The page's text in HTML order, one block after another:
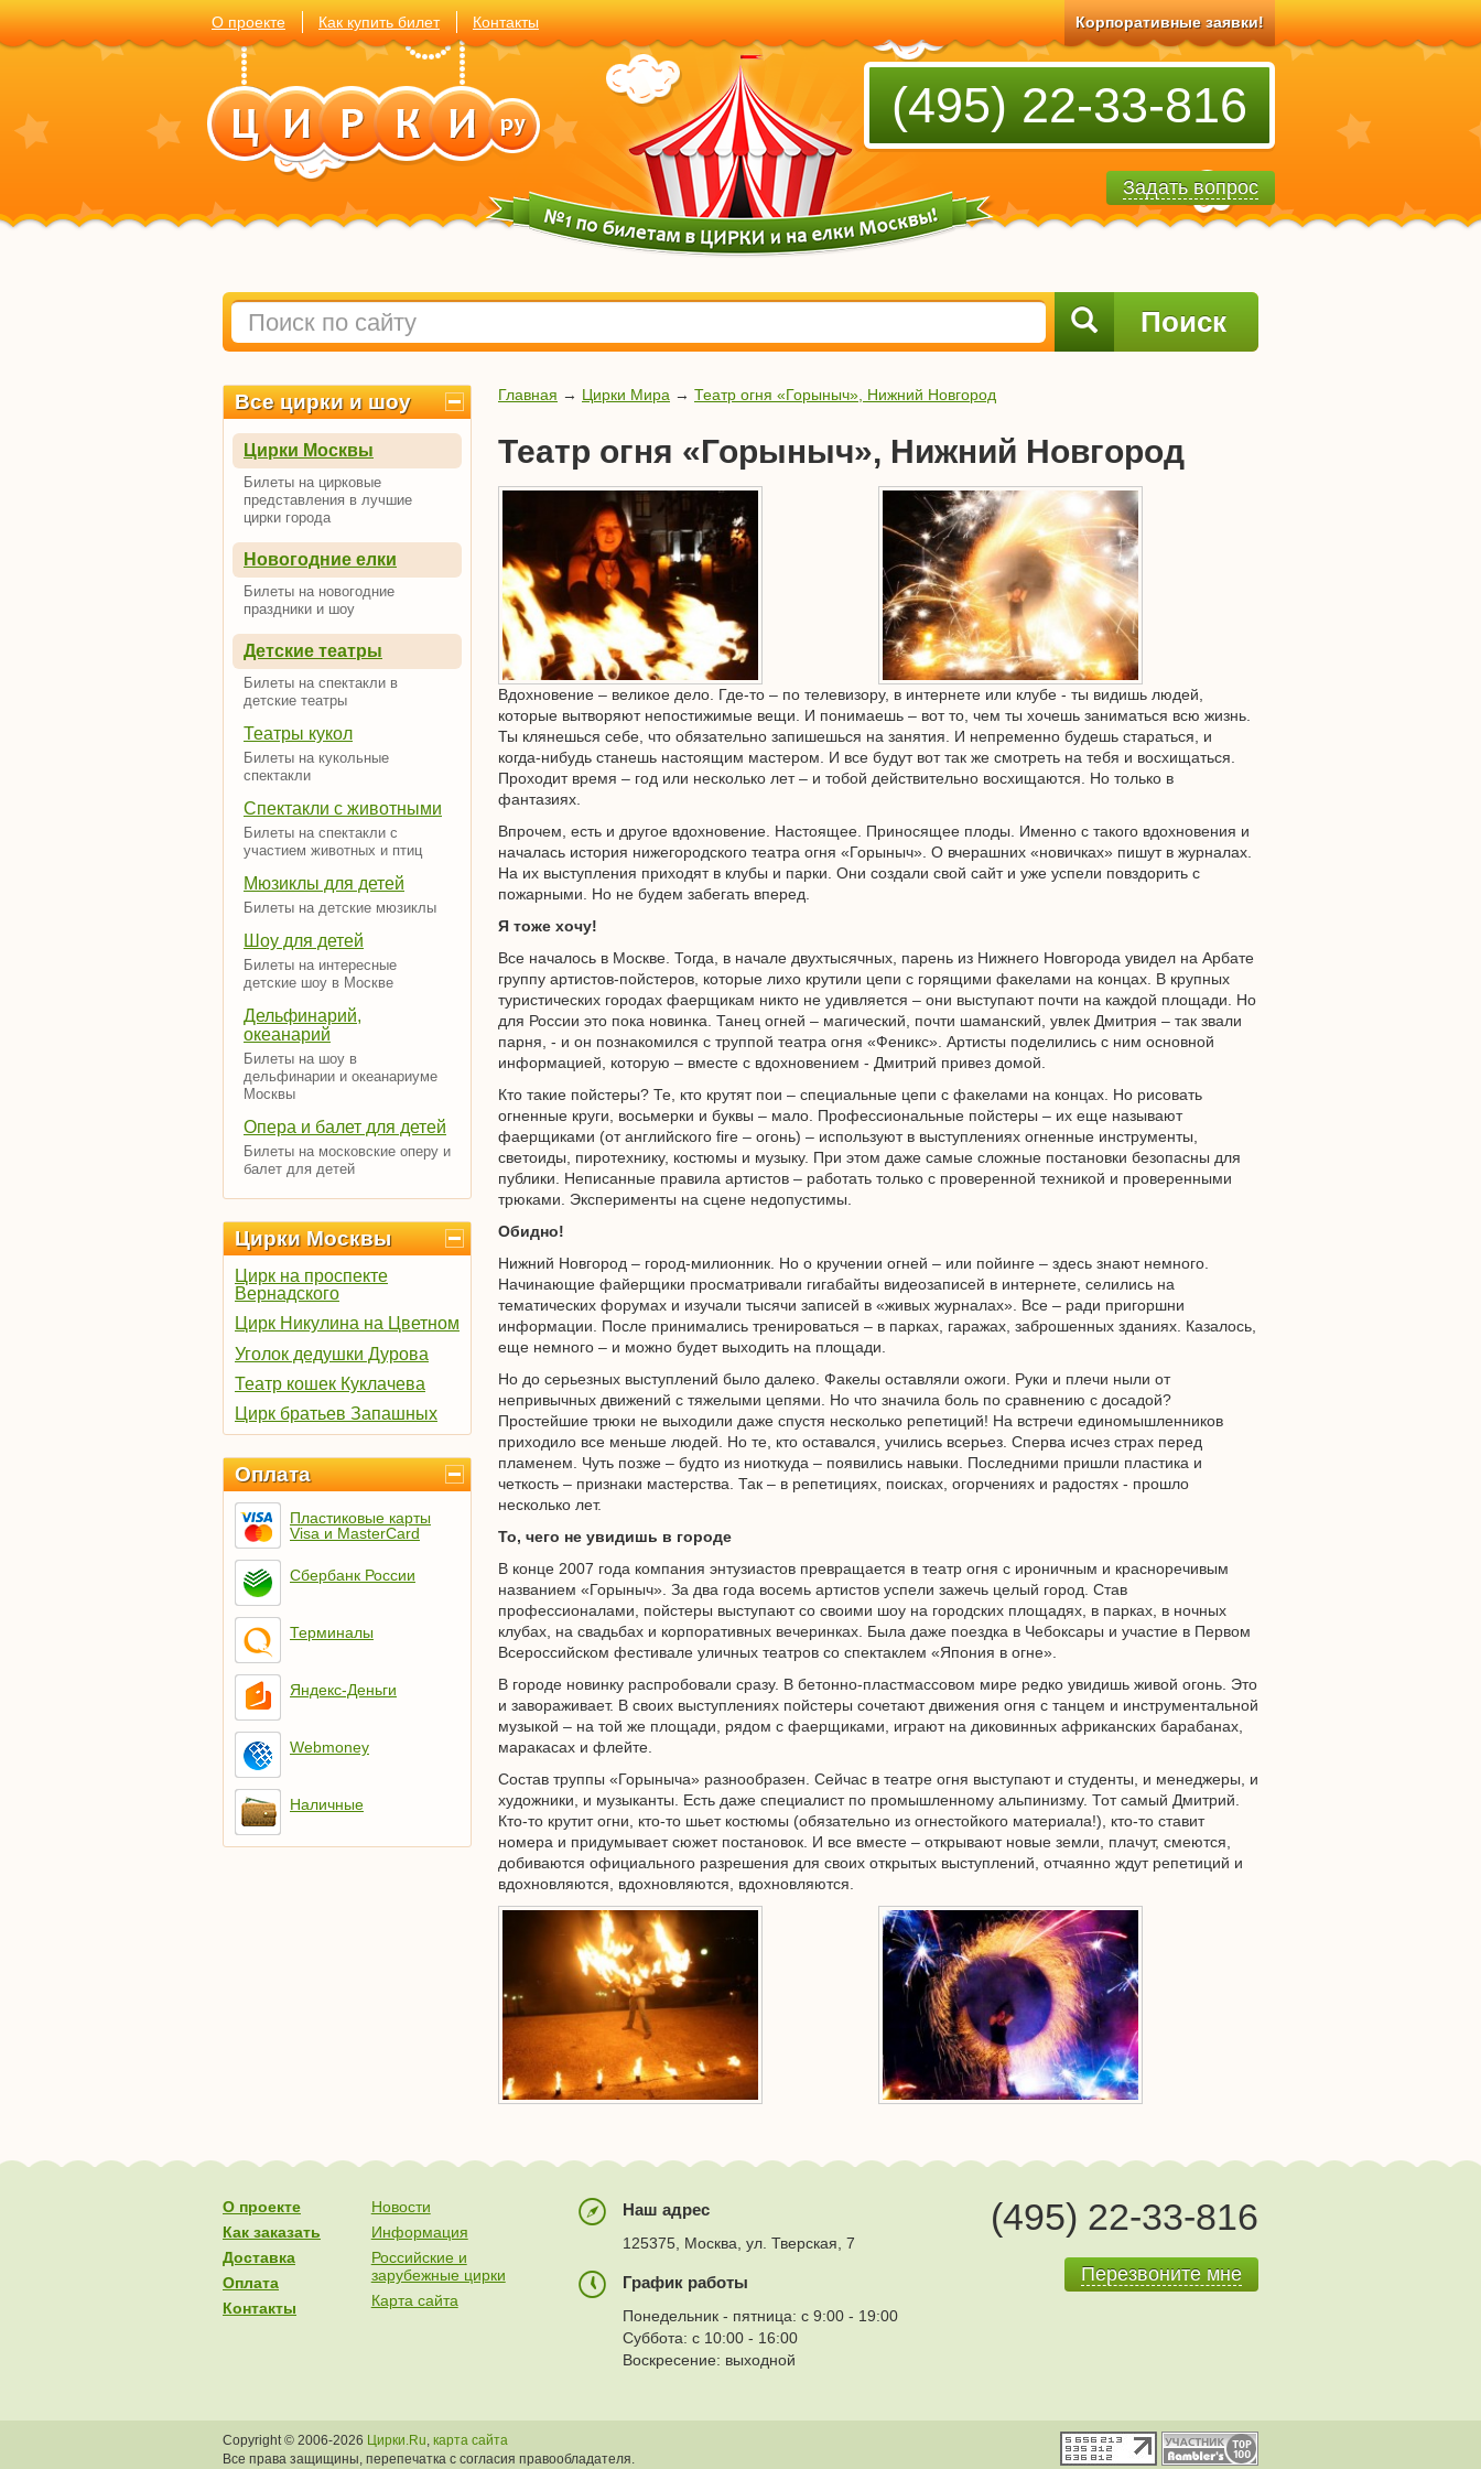
О проекте Как купить билет Контакты Корпоративные заявки!
(495) 22-33-816
Задать вопрос
Поиск
Все цирки и шоу
Цирки Москвы
Билеты на цирковые
представления в лучшие
цирки города
Новогодние елки
Билеты на новогодние
праздники и шоу
Детские театры
Билеты на спектакли в
детские театры
Театры кукол
Билеты на кукольные
спектакли
Спектакли с животными
Билеты на спектакли с
участием животных и птиц
Мюзиклы для детей
Билеты на детские мюзиклы
Шоу для детей
Билеты на интересные
детские шоу в Москве
Дельфинарий,
океанарий
Билеты на шоу в
дельфинарии и океанариуме
Москвы
Опера и балет для детей
Билеты на московские оперу и
балет для детей
Цирки Москвы
Цирк на проспекте
Вернадского
Цирк Никулина на Цветном
Уголок дедушки Дурова
Театр кошек Куклачева
Цирк братьев Запашных
Оплата
Пластиковые карты
Visa и MasterCard
Сбербанк России
Терминалы
Яндекс-Деньги
Webmoney
Наличные
Главная → Цирки Мира → Театр огня «Горыныч», Нижний Новгород
Театр огня «Горыныч», Нижний Новгород
Вдохновение – великое дело. Где-то – по телевизору, в интернете или клубе - ты видишь людей,
которые вытворяют непостижимые вещи. И понимаешь – вот то, чем ты хочешь заниматься всю жизнь.
Ты клянешься себе, что обязательно запишешься на занятия. И непременно будешь стараться, и
когда-нибудь станешь настоящим мастером. И все будут вот так же смотреть на тебя и восхищаться.
Проходит время – год или несколько лет – и тобой действительно восхищаются. Но только в
фантазиях.
Впрочем, есть и другое вдохновение. Настоящее. Приносящее плоды. Именно с такого вдохновения и
началась история нижегородского театра огня «Горыныч». О вчерашних «новичках» пишут в журналах.
На их выступления приходят в клубы и парки. Они создали свой сайт и уже успели повздорить с
пожарными. Но не будем забегать вперед.
Я тоже хочу!
Все началось в Москве. Тогда, в начале двухтысячных, парень из Нижнего Новгорода увидел на Арбате
группу артистов-пойстеров, которые лихо крутили цепи с горящими факелами на концах. В крупных
туристических городах фаерщикам никто не удивляется – они выступают почти на каждой площади. Но
для России это пока новинка. Танец огней – магический, почти шаманский, увлек Дмитрия – так звали
парня, - и он познакомился с труппой театра огня «Феникс». Артисты поделились с ним основной
информацией, которую – вместе с вдохновением - Дмитрий привез домой.
Кто такие пойстеры? Те, кто крутят пои – специальные цепи с факелами на концах. Но рисовать
огненные круги, восьмерки и буквы – мало. Профессиональные пойстеры – их еще называют
фаерщиками (от английского fire – огонь) – используют в выступлениях огненные инструменты,
светоиды, пиротехнику, костюмы и музыку. При этом даже самые сложные постановки безопасны для
публики. Неписанные правила артистов – работать только с проверенной техникой и проверенными
трюками. Эксперименты на сцене недопустимы.
Обидно!
Нижний Новгород – город-милионник. Но о кручении огней – или пойинге – здесь знают немного.
Начинающие файерщики просматривали гигабайты видеозаписей в интернете, селились на
тематических форумах и изучали тысячи записей в «живых журналах». Все – ради пригоршни
информации. После принимались тренироваться – в парках, гаражах, заброшенных зданиях. Казалось,
еще немного – и можно будет выходить на площади.
Но до серьезных выступлений было далеко. Факелы оставляли ожоги. Руки и плечи ныли от
непривычных движений с тяжелыми цепями. Но что значила боль по сравнению с досадой?
Простейшие трюки не выходили даже спустя несколько репетиций! На встречи единомышленников
приходило все меньше людей. Но те, кто оставался, учились всерьез. Сперва исчез страх перед
пламенем. Чуть позже – будто из ниоткуда – появились навыки. Последними пришли пластика и
четкость – признаки мастерства. Так – в репетициях, поисках, огорчениях и радостях - прошло
несколько лет.
То, чего не увидишь в городе
В конце 2007 года компания энтузиастов превращается в театр огня с ироничным и красноречивым
названием «Горыныч». За два года восемь артистов успели зажечь целый город. Став
профессионалами, пойстеры выступают со своими шоу на городских площадях, в парках, в ночных
клубах, на свадьбах и корпоративных вечеринках. Была даже поездка в Чебоксары и участие в Первом
Всероссийском фестивале уличных театров со спектаклем «Япония в огне».
В городе новинку распробовали сразу. В бетонно-пластмассовом мире редко увидишь живой огонь. Это
и завораживает. В своих выступлениях пойстеры сочетают движения огня с танцем и инструментальной
музыкой – на той же площади, рядом с фаерщиками, играют на диковинных африканских барабанах,
маракасах и флейте.
Состав труппы «Горыныча» разнообразен. Сейчас в театре огня выступают и студенты, и менеджеры, и
художники, и музыканты. Есть даже специалист по промышленному альпинизму. Тот самый Дмитрий.
Кто-то крутит огни, кто-то шьет костюмы (обязательно из огнестойкого материала!), кто-то ставит
номера и придумывает сюжет постановок. И все вместе – открывают новые земли, плачут, смеются,
добиваются официального разрешения для своих открытых выступлений, отчаянно ждут репетиций и
вдохновляются, вдохновляются, вдохновляются.
О проекте
Как заказать
Доставка
Оплата
Контакты
Новости
Информация
Российские и
зарубежные цирки
Карта сайта
Наш адрес
125375, Москва, ул. Тверская, 7
График работы
Понедельник - пятница: с 9:00 - 19:00
Суббота: с 10:00 - 16:00
Воскресение: выходной
(495) 22-33-816
Перезвоните мне
Copyright © 2006-2026 Цирки.Ru, карта сайта
Все права защищины, перепечатка с согласия правообладателя.